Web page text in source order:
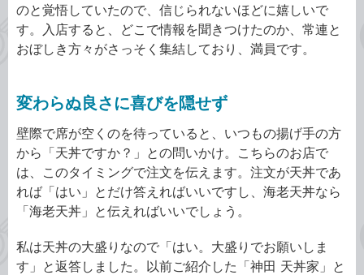
のと覚悟していたので、信じられないほどに嬉しいで
す。入店すると、どこで情報を聞きつけたのか、常連と
おぼしき方々がさっそく集結しており、満員です。
変わらぬ良さに喜びを隠せず
壁際で席が空くのを待っていると、いつもの揚げ手の方
から「天丼ですか？」との問いかけ。こちらのお店で
は、このタイミングで注文を伝えます。注文が天丼であ
れば「はい」とだけ答えればいいですし、海老天丼なら
「海老天丼」と伝えればいいでしょう。
私は天丼の大盛りなので「はい。大盛りでお願いしま
す」と返答しました。以前ご紹介した「神田 天丼家」と